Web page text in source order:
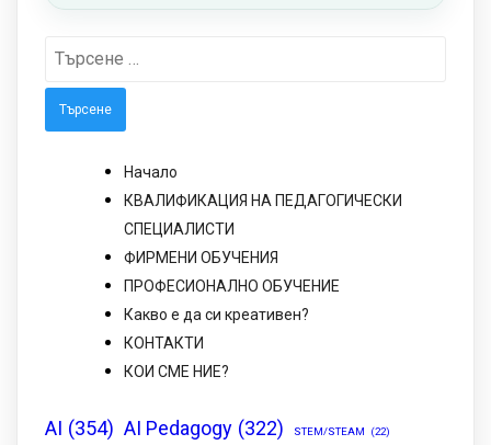
Търсене
Начало
КВАЛИФИКАЦИЯ НА ПЕДАГОГИЧЕСКИ
СПЕЦИАЛИСТИ
ФИРМЕНИ ОБУЧЕНИЯ
ПРОФЕСИОНАЛНО ОБУЧЕНИЕ
Какво е да си креативен?
КОНТАКТИ
КОИ СМЕ НИЕ?
AI (354) AI Pedagogy (322) STEM/STEAM (22)